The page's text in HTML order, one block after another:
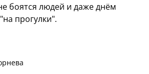
боятся людей и даже днём
прогулки".